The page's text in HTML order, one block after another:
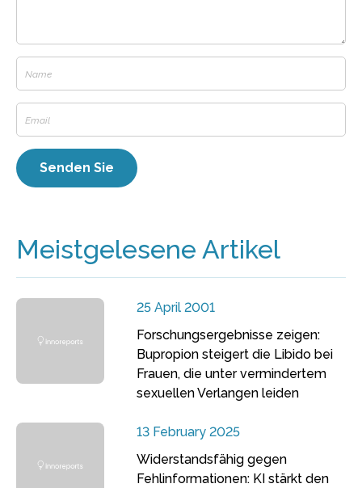
Meistgelesene Artikel
25 April 2001
Forschungsergebnisse zeigen:
Bupropion steigert die Libido bei
Frauen, die unter vermindertem
sexuellen Verlangen leiden
13 February 2025
Widerstandsfähig gegen
Fehlinformationen: KI stärkt den